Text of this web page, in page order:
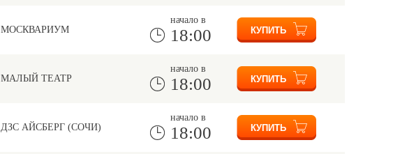
МОСКВАРИУМ
начало в
18:00
МАЛЫЙ ТЕАТР
начало в
18:00
ДЗС АЙСБЕРГ (СОЧИ)
начало в
18:00